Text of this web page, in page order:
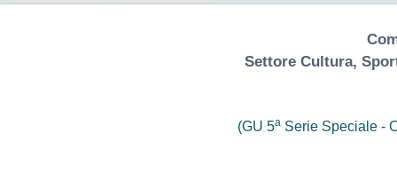
Settore Cultura,
(GU 5a Serie Speciale -